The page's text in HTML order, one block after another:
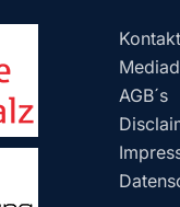
Kontakt
AGB´s